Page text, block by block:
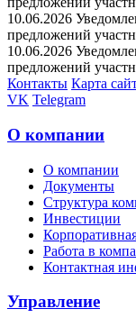
10.06.2026
предложений
10.06.2026
предложений
Контакты Карта
VK Telegram
О компании
О компании
Документы
Структура
Инвестиции
Работа в
Контактная
Управление